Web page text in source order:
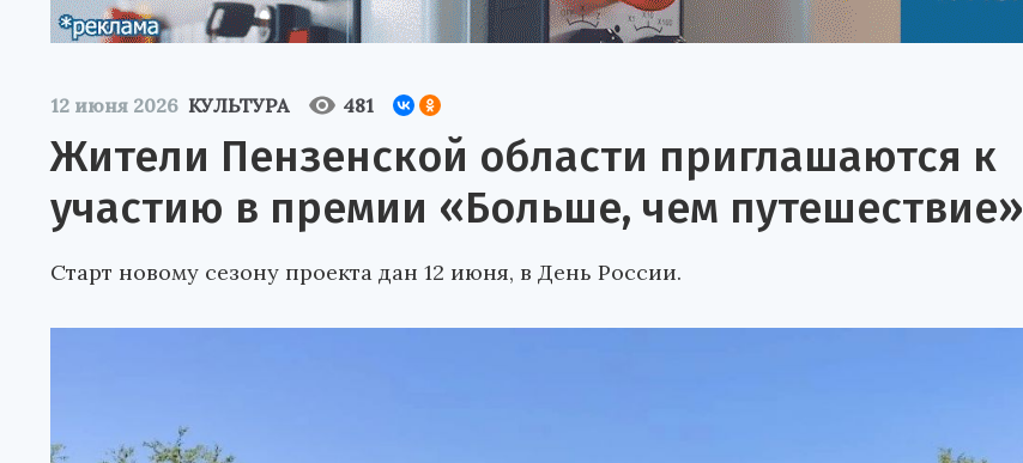
12 июня 2026 КУЛЬТУРА 481
Жители Пензенской области приглашаются к
участию в премии «Больше, чем путешествие»
Старт новому сезону проекта дан 12 июня, в День России.